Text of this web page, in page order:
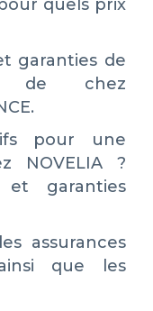
quels prix
garanties de
de chez
pour une
NOVELIA ?
garanties
assurances
que les